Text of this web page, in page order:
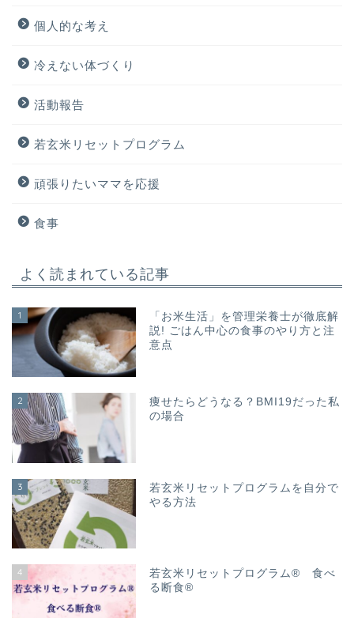
個人的な考え
冷えない体づくり
活動報告
若玄米リセットプログラム
頑張りたいママを応援
食事
よく読まれている記事
1
「お米生活」を管理栄養士が徹底解
説! ごはん中心の食事のやり方と注
意点
2
痩せたらどうなる？BMI19だった私
の場合
3
若玄米リセットプログラムを自分で
やる方法
4
若玄米リセットプログラム® 食べ
る断食®